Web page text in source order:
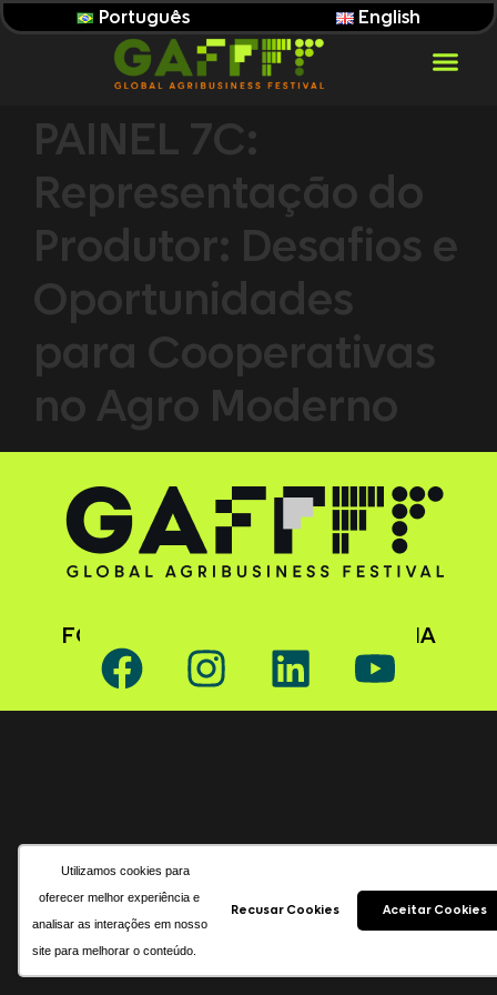
Utilizamos cookies para
oferecer melhor experiência e
analisar as interações em nosso
site para melhorar o conteúdo.
Recusar Cookies Aceitar Cookies
Português English
PAINEL 7C:
Representação do
Produtor: Desafios e
Oportunidades
para Cooperativas
no Agro Moderno
FOLLOW GAFFFF ON SOCIAL MEDIA